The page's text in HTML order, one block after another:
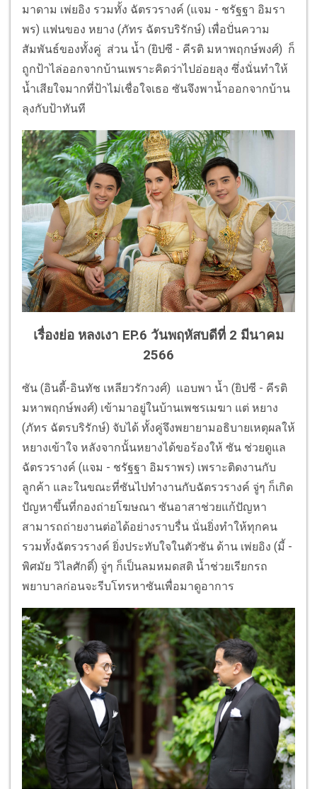
มาดาม เพ่ยอิง รวมทั้ง ฉัตรวรางค์ (แจม - ชรัฐฐา อิมรา
พร) แฟนของ หยาง (ภัทร ฉัตรบริรักษ์) เพื่อปั่นความ
สัมพันธ์ของทั้งคู่ ส่วน น้ำ (ยิปซี - คีรติ มหาพฤกษ์พงศ์) ก็
ถูกป้าไล่ออกจากบ้านเพราะคิดว่าไปอ่อยลุง ซึ่งนั่นทำให้
น้ำเสียใจมากที่ป้าไม่เชื่อใจเธอ ซันจึงพาน้ำออกจากบ้าน
ลุงกับป้าทันที
เรื่องย่อ หลงเงา EP.6 วันพฤหัสบดีที่ 2 มีนาคม
2566
ซัน (อินดี้-อินทัช เหลียวรักวงศ์) แอบพา น้ำ (ยิปซี - คีรติ
มหาพฤกษ์พงศ์) เข้ามาอยู่ในบ้านเพชรเมฆา แต่ หยาง
(ภัทร ฉัตรบริรักษ์) จับได้ ทั้งคู่จึงพยายามอธิบายเหตุผลให้
หยางเข้าใจ หลังจากนั้นหยางได้ขอร้องให้ ซัน ช่วยดูแล
ฉัตรวรางค์ (แจม - ชรัฐฐา อิมราพร) เพราะติดงานกับ
ลูกค้า และในขณะที่ซันไปทำงานกับฉัตรวรางค์ จู่ๆ ก็เกิด
ปัญหาขึ้นที่กองถ่ายโฆษณา ซันอาสาช่วยแก้ปัญหา
สามารถถ่ายงานต่อได้อย่างราบรื่น นั่นยิ่งทำให้ทุกคน
รวมทั้งฉัตรวรางค์ ยิ่งประทับใจในตัวซัน ด้าน เพ่ยอิง (มี้ -
พิศมัย วิไลศักดิ์) จู่ๆ ก็เป็นลมหมดสติ น้ำช่วยเรียกรถ
พยาบาลก่อนจะรีบโทรหาซันเพื่อมาดูอาการ